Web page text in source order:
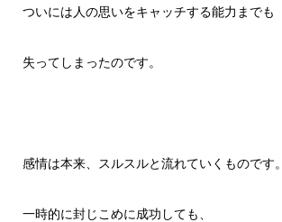
ついには人の思いをキャッチする能力までも
失ってしまったのです。
感情は本来、スルスルと流れていくものです。
一時的に封じこめに成功しても、